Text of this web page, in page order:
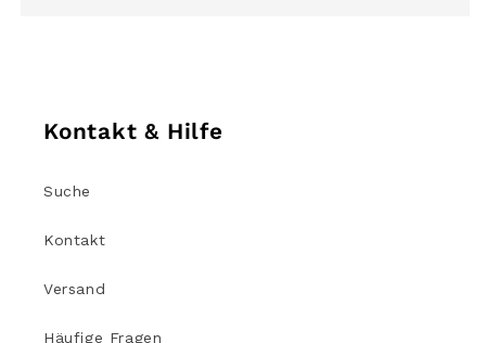
Kontakt & Hilfe
Suche
Kontakt
Versand
Häufige Fragen